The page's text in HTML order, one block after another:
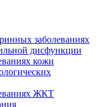
заболеваниях
дисфункции
кожи
ЖКТ